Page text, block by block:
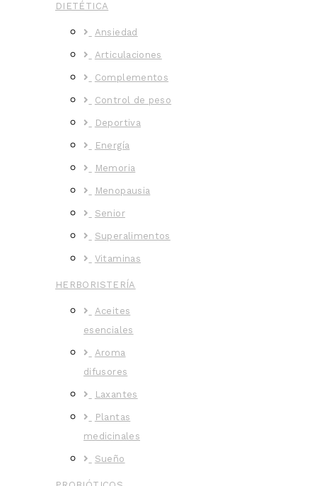
DIETÉTICA
Ansiedad
Articulaciones
Complementos
Control de peso
Deportiva
Energía
Memoria
Menopausia
Senior
Superalimentos
Vitaminas
HERBORISTERÍA
Aceites
esenciales
Aroma
difusores
Laxantes
Plantas
medicinales
Sueño